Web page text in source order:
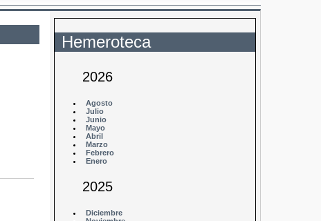
Hemeroteca
2026
Agosto
Julio
Junio
Mayo
Abril
Marzo
Febrero
Enero
2025
Diciembre